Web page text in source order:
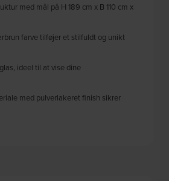
med mål på H 189 cm x B 110 cm x
farve tilføjer et stilfuldt og unikt
ideel til at vise dine
med pulverlakeret finish sikrer